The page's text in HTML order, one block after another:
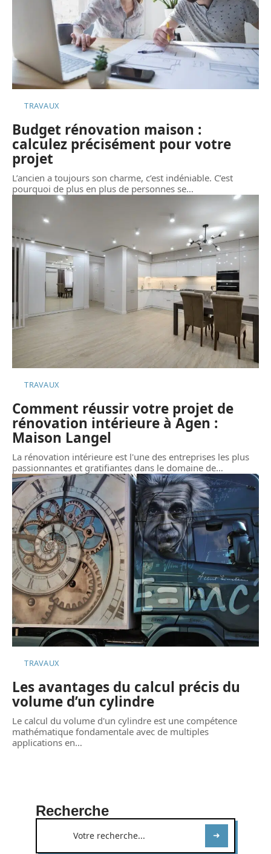
TRAVAUX
Budget rénovation maison :
calculez précisément pour votre
projet
L’ancien a toujours son charme, c’est indéniable. C’est
pourquoi de plus en plus de personnes se…
TRAVAUX
Comment réussir votre projet de
rénovation intérieure à Agen :
Maison Langel
La rénovation intérieure est l'une des entreprises les plus
passionnantes et gratifiantes dans le domaine de…
TRAVAUX
Les avantages du calcul précis du
volume d’un cylindre
Le calcul du volume d'un cylindre est une compétence
mathématique fondamentale avec de multiples
applications en…
Recherche